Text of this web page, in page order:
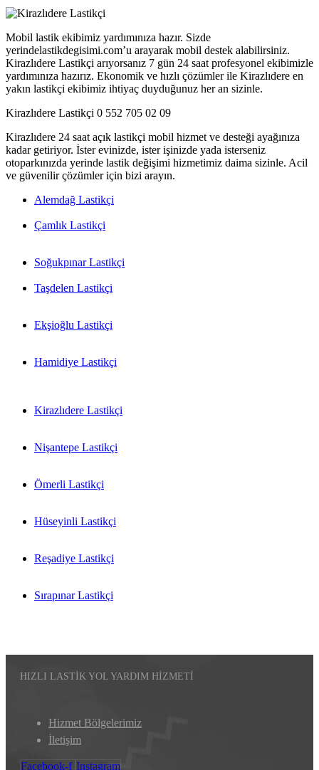
Mobil lastik ekibimiz yardımınıza hazır. Sizde
yerindelastikdegisimi.com’u arayarak mobil destek alabilirsiniz.
Kirazlıdere Lastikçi arıyorsanız 7 gün 24 saat profesyonel ekibimizle
yardımınıza hazırız. Ekonomik ve hızlı çözümler ile Kirazlıdere en
yakın lastikçi ekibimiz ihtiyaç duyduğunuz her an sizinle.
Kirazlıdere Lastikçi 0 552 705 02 09
Kirazlıdere 24 saat açık lastikçi mobil hizmet ve desteği ayağınıza
kadar getiriyor. İster evinizde, ister işinizde yada isterseniz
otoparkınızda yerinde lastik değişimi hizmetimiz daima sizinle. Acil
ve güvenilir çözümler için bizi arayın.
Alemdağ Lastikçi
Çamlık Lastikçi
Soğukpınar Lastikçi
Taşdelen Lastikçi
Ekşioğlu Lastikçi
Hamidiye Lastikçi
Kirazlıdere Lastikçi
Nişantepe Lastikçi
Ömerli Lastikçi
Hüseyinli Lastikçi
Reşadiye Lastikçi
Sırapınar Lastikçi
HIZLI LASTİK YOL YARDIM HİZMETİ
Hizmet Bölgelerimiz
İletişim
Facebook-f Instagram